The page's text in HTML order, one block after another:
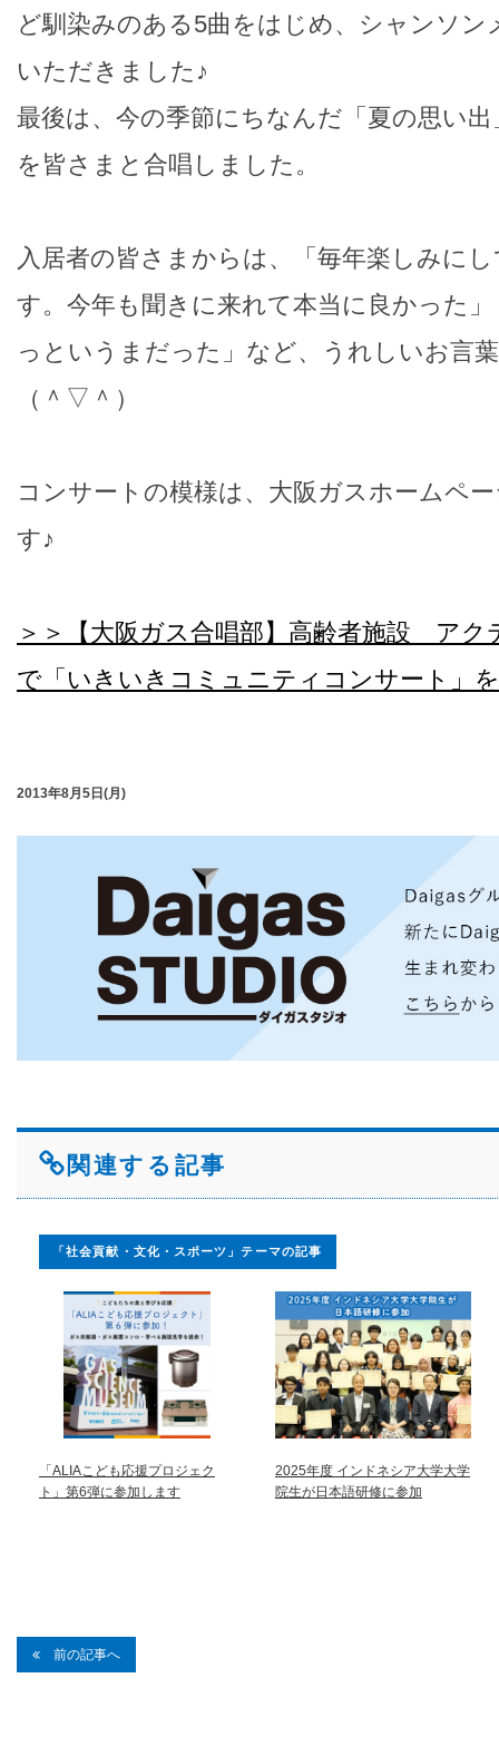
ど馴染みのある5曲をはじめ、シャンソン
いただきました♪
最後は、今の季節にちなんだ「夏の思い
を皆さまと合唱しました。
入居者の皆さまからは、「毎年楽しみに
す。今年も聞きに来れて本当に良かった
っというまだった」など、うれしいお言
（＾▽＾）
コンサートの模様は、大阪ガスホームペ
す♪
＞＞【大阪ガス合唱部】高齢者施設 ア
で「いきいきコミュニティコンサート」
2013年8月5日(月)
関連する記事
「社会貢献・文化・スポーツ」テーマの記事
「ALIAこども応援プロジェク
ト」第6弾に参加します
2025年度 インドネシア大学大学
院生が日本語研修に参加
前の記事へ